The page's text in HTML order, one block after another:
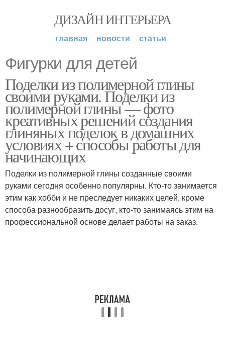
ДИЗАЙН ИНТЕРЬЕРА
главная новости статьи
Фигурки для детей
Поделки из полимерной глины
своими руками. Поделки из
полимерной глины — фото
креативных решений создания
глиняных поделок в домашних
условиях + способы работы для
начинающих
Поделки из полимерной глины созданные своими
руками сегодня особенно популярны. Кто-то занимается
этим как хобби и не преследует никаких целей, кроме
способа разнообразить досуг, кто-то занимаясь этим на
профессиональной основе делает работы на заказ.